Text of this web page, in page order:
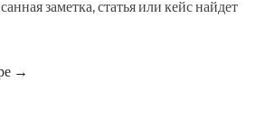
заметка, статья или кейс найдет
→